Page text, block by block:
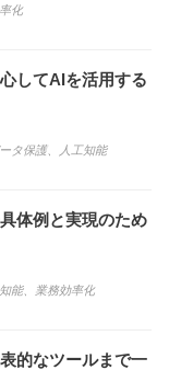
化
してAIを活用する
タ保護、 人工知能
体例と実現のため
能、 業務効率化
的なツールまで一